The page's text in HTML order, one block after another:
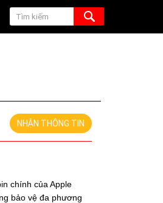
NHẬN THÔNG TIN
chính của Apple
bảo vệ đa phương